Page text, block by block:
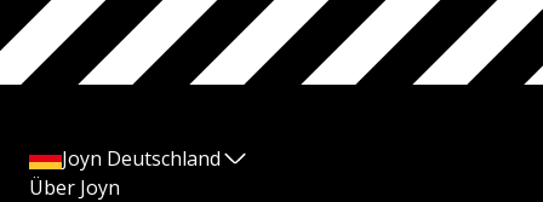
Joyn Deutschland
Über Joyn